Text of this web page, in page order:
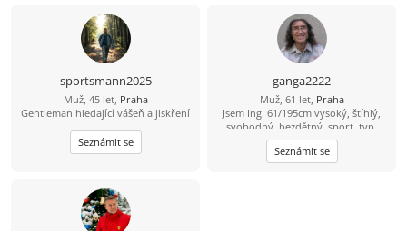
se vyhýbal vztahu se ženou příliš
romantický. Snad si jednoho dne
konečně vyberu, kým chci být. A
nebo taky ne. Blíženci nemusí. :-)
sportsmann2025
Muž, 45 let, Praha
Gentleman hledající vášeň a jiskření
Seznámit se
ganga2222
Muž, 61 let, Praha
Jsem Ing. 61/195cm vysoký, štíhlý,
svobodný, bezdětný, sport. typ,
nekuřák, nepiju. Hledám příjemnou
vlídnou nevdanou ženu pro plný
milenecký i přátelský partnerský
Seznámit se